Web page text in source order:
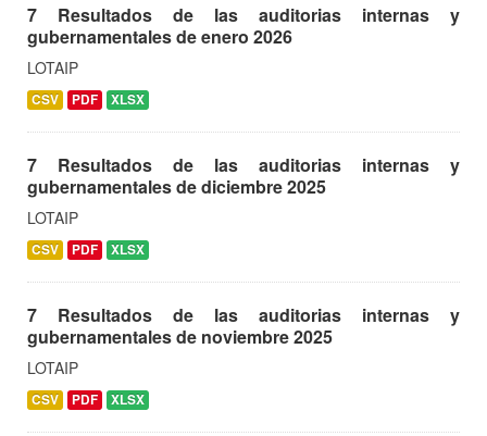
7 Resultados de las auditorias internas y
gubernamentales de enero 2026
LOTAIP
CSV PDF XLSX
7 Resultados de las auditorias internas y
gubernamentales de diciembre 2025
LOTAIP
CSV PDF XLSX
7 Resultados de las auditorias internas y
gubernamentales de noviembre 2025
LOTAIP
CSV PDF XLSX